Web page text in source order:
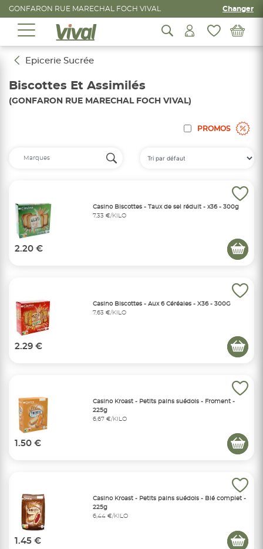
GONFARON RUE MARECHAL FOCH VIVAL Changer
Epicerie Sucrée
Biscottes Et Assimilés
(GONFARON RUE MARECHAL FOCH VIVAL)
PROMOS
Casino Biscottes - Taux de sel réduit - x36 - 300g
7,33 €/KILO
2.20 €
Casino Biscottes - Aux 6 Céréales - X36 - 300G
7,63 €/KILO
2.29 €
Casino Kroast - Petits pains suédois - Froment -
225g
6,67 €/KILO
1.50 €
Casino Kroast - Petits pains suédois - Blé complet -
225g
6,44 €/KILO
1.45 €